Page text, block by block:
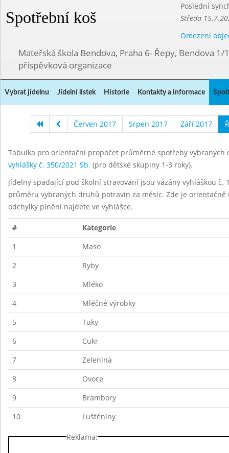
Spotřební koš
Poslední
Středa
Omezení
Mateřská škola Bendova, Praha 6- Řepy, Bendova 1/
příspěvková organizace
Vybrat jídelnu Jídelní lístek Historie Kontakty a informace
Červen 2017 Srpen 2017 Září 2017
Tabulka pro orientační propočet průměrné spotřeby
vyhlášky č. 350/2021 Sb. (pro dětské skupiny 1-3 roky).
Jídelny spadající pod školní stravování jsou vázány vyhláškou
průměru vybraných druhů potravin za měsíc. Zde je
odchylky plnění najdete ve vyhlášce.
#
Kategorie
1
Maso
2
Ryby
3
Mléko
4
Mléčné výrobky
5
Tuky
6
Cukr
7
Zelenina
8
Ovoce
9
Brambory
10
Luštěniny
Reklama: